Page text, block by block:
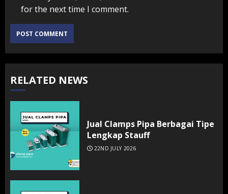
for the next time I comment.
RELATED NEWS
Jual Clamps Pipa Berbagai Tipe
Lengkap Stauff
22ND JULY 2026